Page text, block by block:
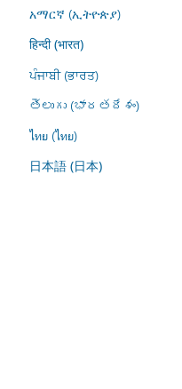
አማርኛ (ኢትዮጵያ)
हिन्दी (भारत)
ਪੰਜਾਬੀ (ਭਾਰਤ)
తెలుగు (భారతదేశం)
ไทย (ไทย)
日本語 (日本)